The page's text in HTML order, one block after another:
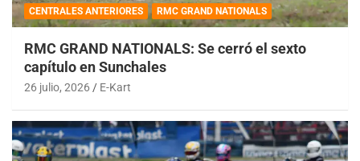
CENTRALES ANTERIORES RMC GRAND NATIONALS
RMC GRAND NATIONALS: Se cerró el sexto
capítulo en Sunchales
26 julio, 2026 E-Kart